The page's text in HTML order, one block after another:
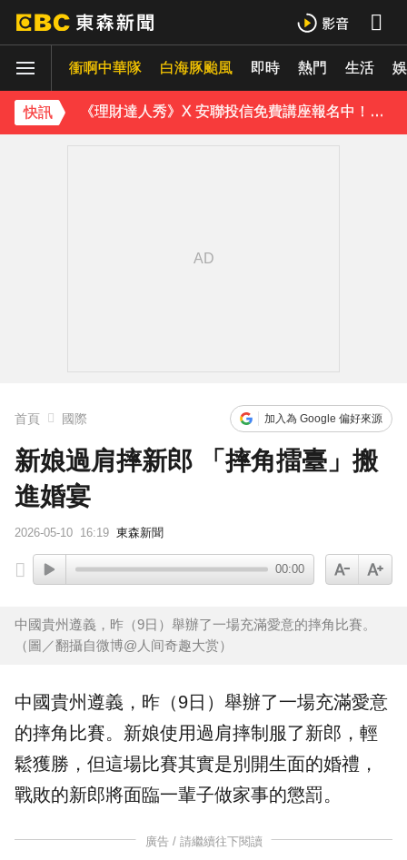
衝啊中華隊 白海豚颱風 即時 熱門 生活
快訊
下載東森App，隨時掌握天下大小事！
《理財達人秀》X 安聯投信免費講座報名中！搶先卡位 2027
下載東森App，隨時掌握天下大小事！
首頁 國際 加入為 Google 偏好來源
新娘過肩摔新郎 「摔角擂臺」搬
進婚宴
2026-05-10 16:19 東森新聞
00:00
中國貴州遵義，昨（9日）舉辦了一場充滿愛意的摔角比賽。
（圖／翻攝自微博@人间奇趣大赏）
中國貴州遵義，昨（9日）舉辦了一場充滿愛意
的摔角 比賽。新娘使用過肩摔制服了新郎，輕
鬆獲勝，但這場比賽其實是別開生面的婚禮 ，
戰敗的新郎將面臨一輩子做家事的懲罰。
廣告 / 請繼續往下閱讀